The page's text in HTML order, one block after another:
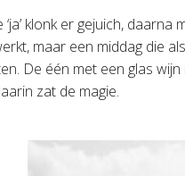
‘ja’ klonk er gejuich,
maar een middag die
De één met een glas
zat de magie.